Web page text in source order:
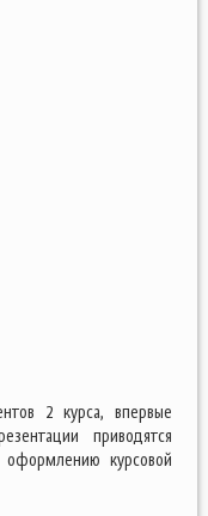
2 курса, впервые
приводятся
курсовой